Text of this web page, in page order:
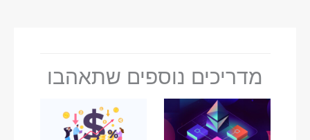
מדריכים נוספים שתאהבו